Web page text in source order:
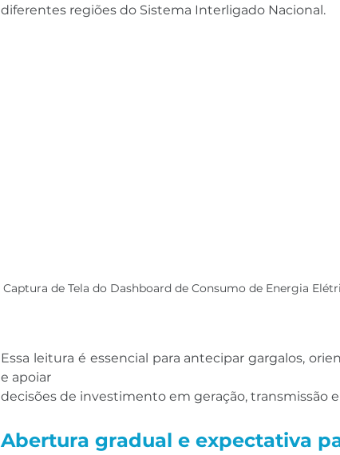
diferentes regiões do Sistema Interligado Nacional.
Captura de Tela do Dashboard de Consumo de Energia
Essa leitura é essencial para antecipar gargalos,
e apoiar
decisões de investimento em geração, transmissão
Abertura gradual e expectativa